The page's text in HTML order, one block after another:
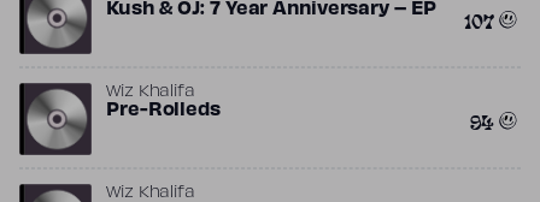
Kush & OJ: 7 Year Anniversary – EP 107
Wiz Khalifa
Pre-Rolleds 94
Wiz Khalifa